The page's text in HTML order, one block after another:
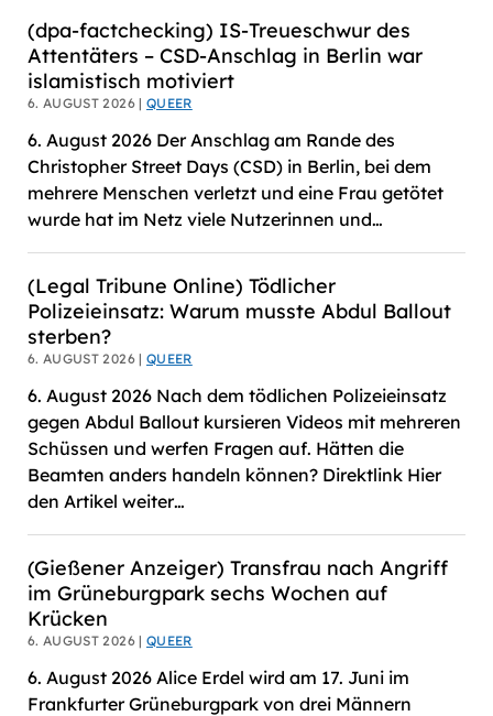
(dpa-factchecking) IS-Treueschwur des
Attentäters – CSD-Anschlag in Berlin war
islamistisch motiviert
6. AUGUST 2026 |QUEER
6. August 2026 Der Anschlag am Rande des
Christopher Street Days (CSD) in Berlin, bei dem
mehrere Menschen verletzt und eine Frau getötet
wurde hat im Netz viele Nutzerinnen und…
(Legal Tribune Online) Tödlicher
Polizeieinsatz: Warum musste Abdul Ballout
sterben?
6. AUGUST 2026 |QUEER
6. August 2026 Nach dem tödlichen Polizeieinsatz
gegen Abdul Ballout kursieren Videos mit mehreren
Schüssen und werfen Fragen auf. Hätten die
Beamten anders handeln können? Direktlink Hier
den Artikel weiter…
(Gießener Anzeiger) Transfrau nach Angriff
im Grüneburgpark sechs Wochen auf
Krücken
6. AUGUST 2026 |QUEER
6. August 2026 Alice Erdel wird am 17. Juni im
Frankfurter Grüneburgpark von drei Männern